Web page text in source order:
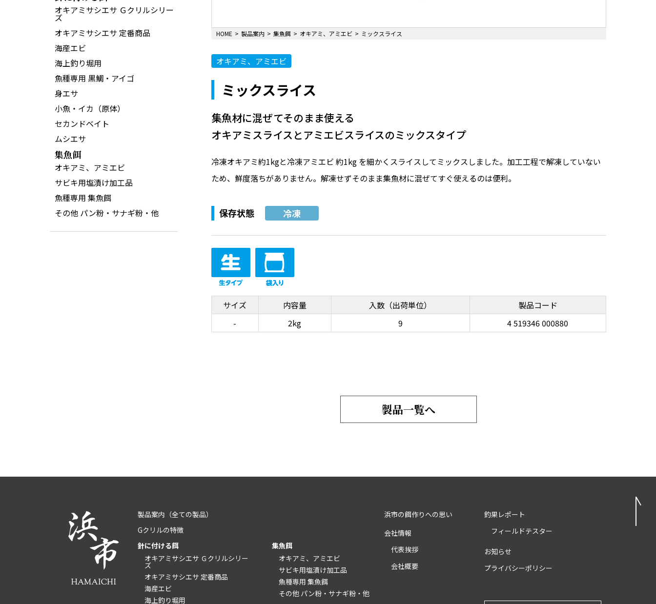
オキアミサシエサ Ｇクリルシリー
ズ
オキアミサシエサ 定番商品
海産エビ
海上釣り堀用
魚種専用 黒鯛・アイゴ
身エサ
小魚・イカ（原体）
セカンドベイト
ムシエサ
集魚餌
オキアミ、アミエビ
サビキ用塩漬け加工品
魚種専用 集魚餌
その他 パン粉・サナギ粉・他
HOME 製品案内 集魚餌 オキアミ、アミエビ ミックスライス
オキアミ、アミエビ
ミックスライス
集魚材に混ぜてそのまま使える
オキアミスライスとアミエビスライスのミックスタイプ
冷凍オキアミ約1kgと冷凍アミエビ 約1kg を細かくスライスしてミックスしました。加工工程で解凍していない
ため、鮮度落ちがありません。解凍せずそのまま集魚材に混ぜてすぐ使えるのは便利。
保存状態 冷凍
サイズ 内容量 入数（出荷単位）
製品コード
-
2kg 9 4 519346 000880
製品一覧へ
製品案内 （全ての製品）
Gクリルの特徴
針に付ける餌
オキアミサシエサ Ｇクリルシリー
ズ
オキアミサシエサ 定番商品
海産エビ
海上釣り堀用
集魚餌
オキアミ、アミエビ
サビキ用塩漬け加工品
魚種専用 集魚餌
その他 パン粉・サナギ粉・他
浜市の餌作りへの思い
会社情報
代表挨拶
会社概要
釣果レポート
フィールドテスター
お知らせ
プライバシーポリシー